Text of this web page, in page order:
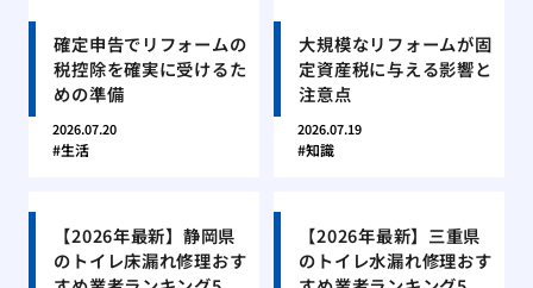
確定申告でリフォームの
税控除を確実に受けるた
めの準備
2026.07.20
生活
大規模なリフォームが固
定資産税に与える影響と
注意点
2026.07.19
知識
【2026年最新】静岡県
のトイレ床漏れ修理おす
【2026年最新】三重県
のトイレ水漏れ修理おす